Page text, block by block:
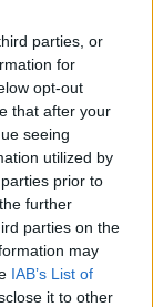
parties, or
for
opt-out
that after your
seeing
utilized by
prior to
further
parties on the
may
IAB’s List of
it to other
adesivo
em câmeras).
são os pontos